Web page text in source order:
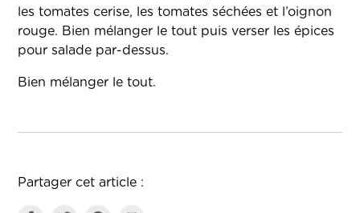
les tomates cerise, les tomates séchées et l’oignon
rouge. Bien mélanger le tout puis verser les épices
pour salade par-dessus.
Bien mélanger le tout.
Partager cet article :